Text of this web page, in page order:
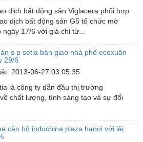
dịch bất động sản Viglacera phối hợp
dịch bất động sản G5 tổ chức mở
17/6 với giá chỉ từ...
s p setia bàn giao nhà phố ecoxuân
29/6
2013-06-27 03:05:35
là công ty dẫn đầu thị trường
chất lượng, tính sáng tạo và sự đổi
căn hộ indochina plaza hanoi với lãi